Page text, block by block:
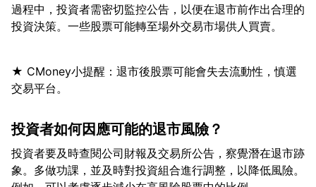
過程中，投資者需密切監控公告，以便在退市前作出合理的
★ CMoney小提醒：退市後股票可能會失去流動性，慎選
投資者如何因應可能的退市風險？
投資者要及時查閱公司財報及交易所公告，察覺潛在退市跡
象。多做功課，並及時對投資組合進行調整，以降低風險。